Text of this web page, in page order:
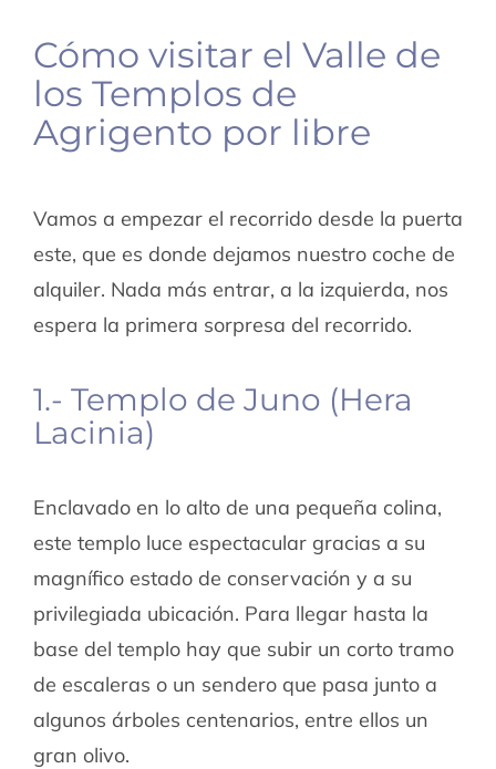
Cómo visitar el Valle de
los Templos de
Agrigento por libre
Vamos a empezar el recorrido desde la puerta
este, que es donde dejamos nuestro coche de
alquiler. Nada más entrar, a la izquierda, nos
espera la primera sorpresa del recorrido.
1.- Templo de Juno (Hera
Lacinia)
Enclavado en lo alto de una pequeña colina,
este templo luce espectacular gracias a su
magnífico estado de conservación y a su
privilegiada ubicación. Para llegar hasta la
base del templo hay que subir un corto tramo
de escaleras o un sendero que pasa junto a
algunos árboles centenarios, entre ellos un
gran olivo.